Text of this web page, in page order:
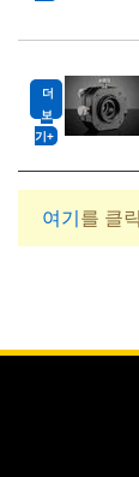
더
보
기
여기 를 클